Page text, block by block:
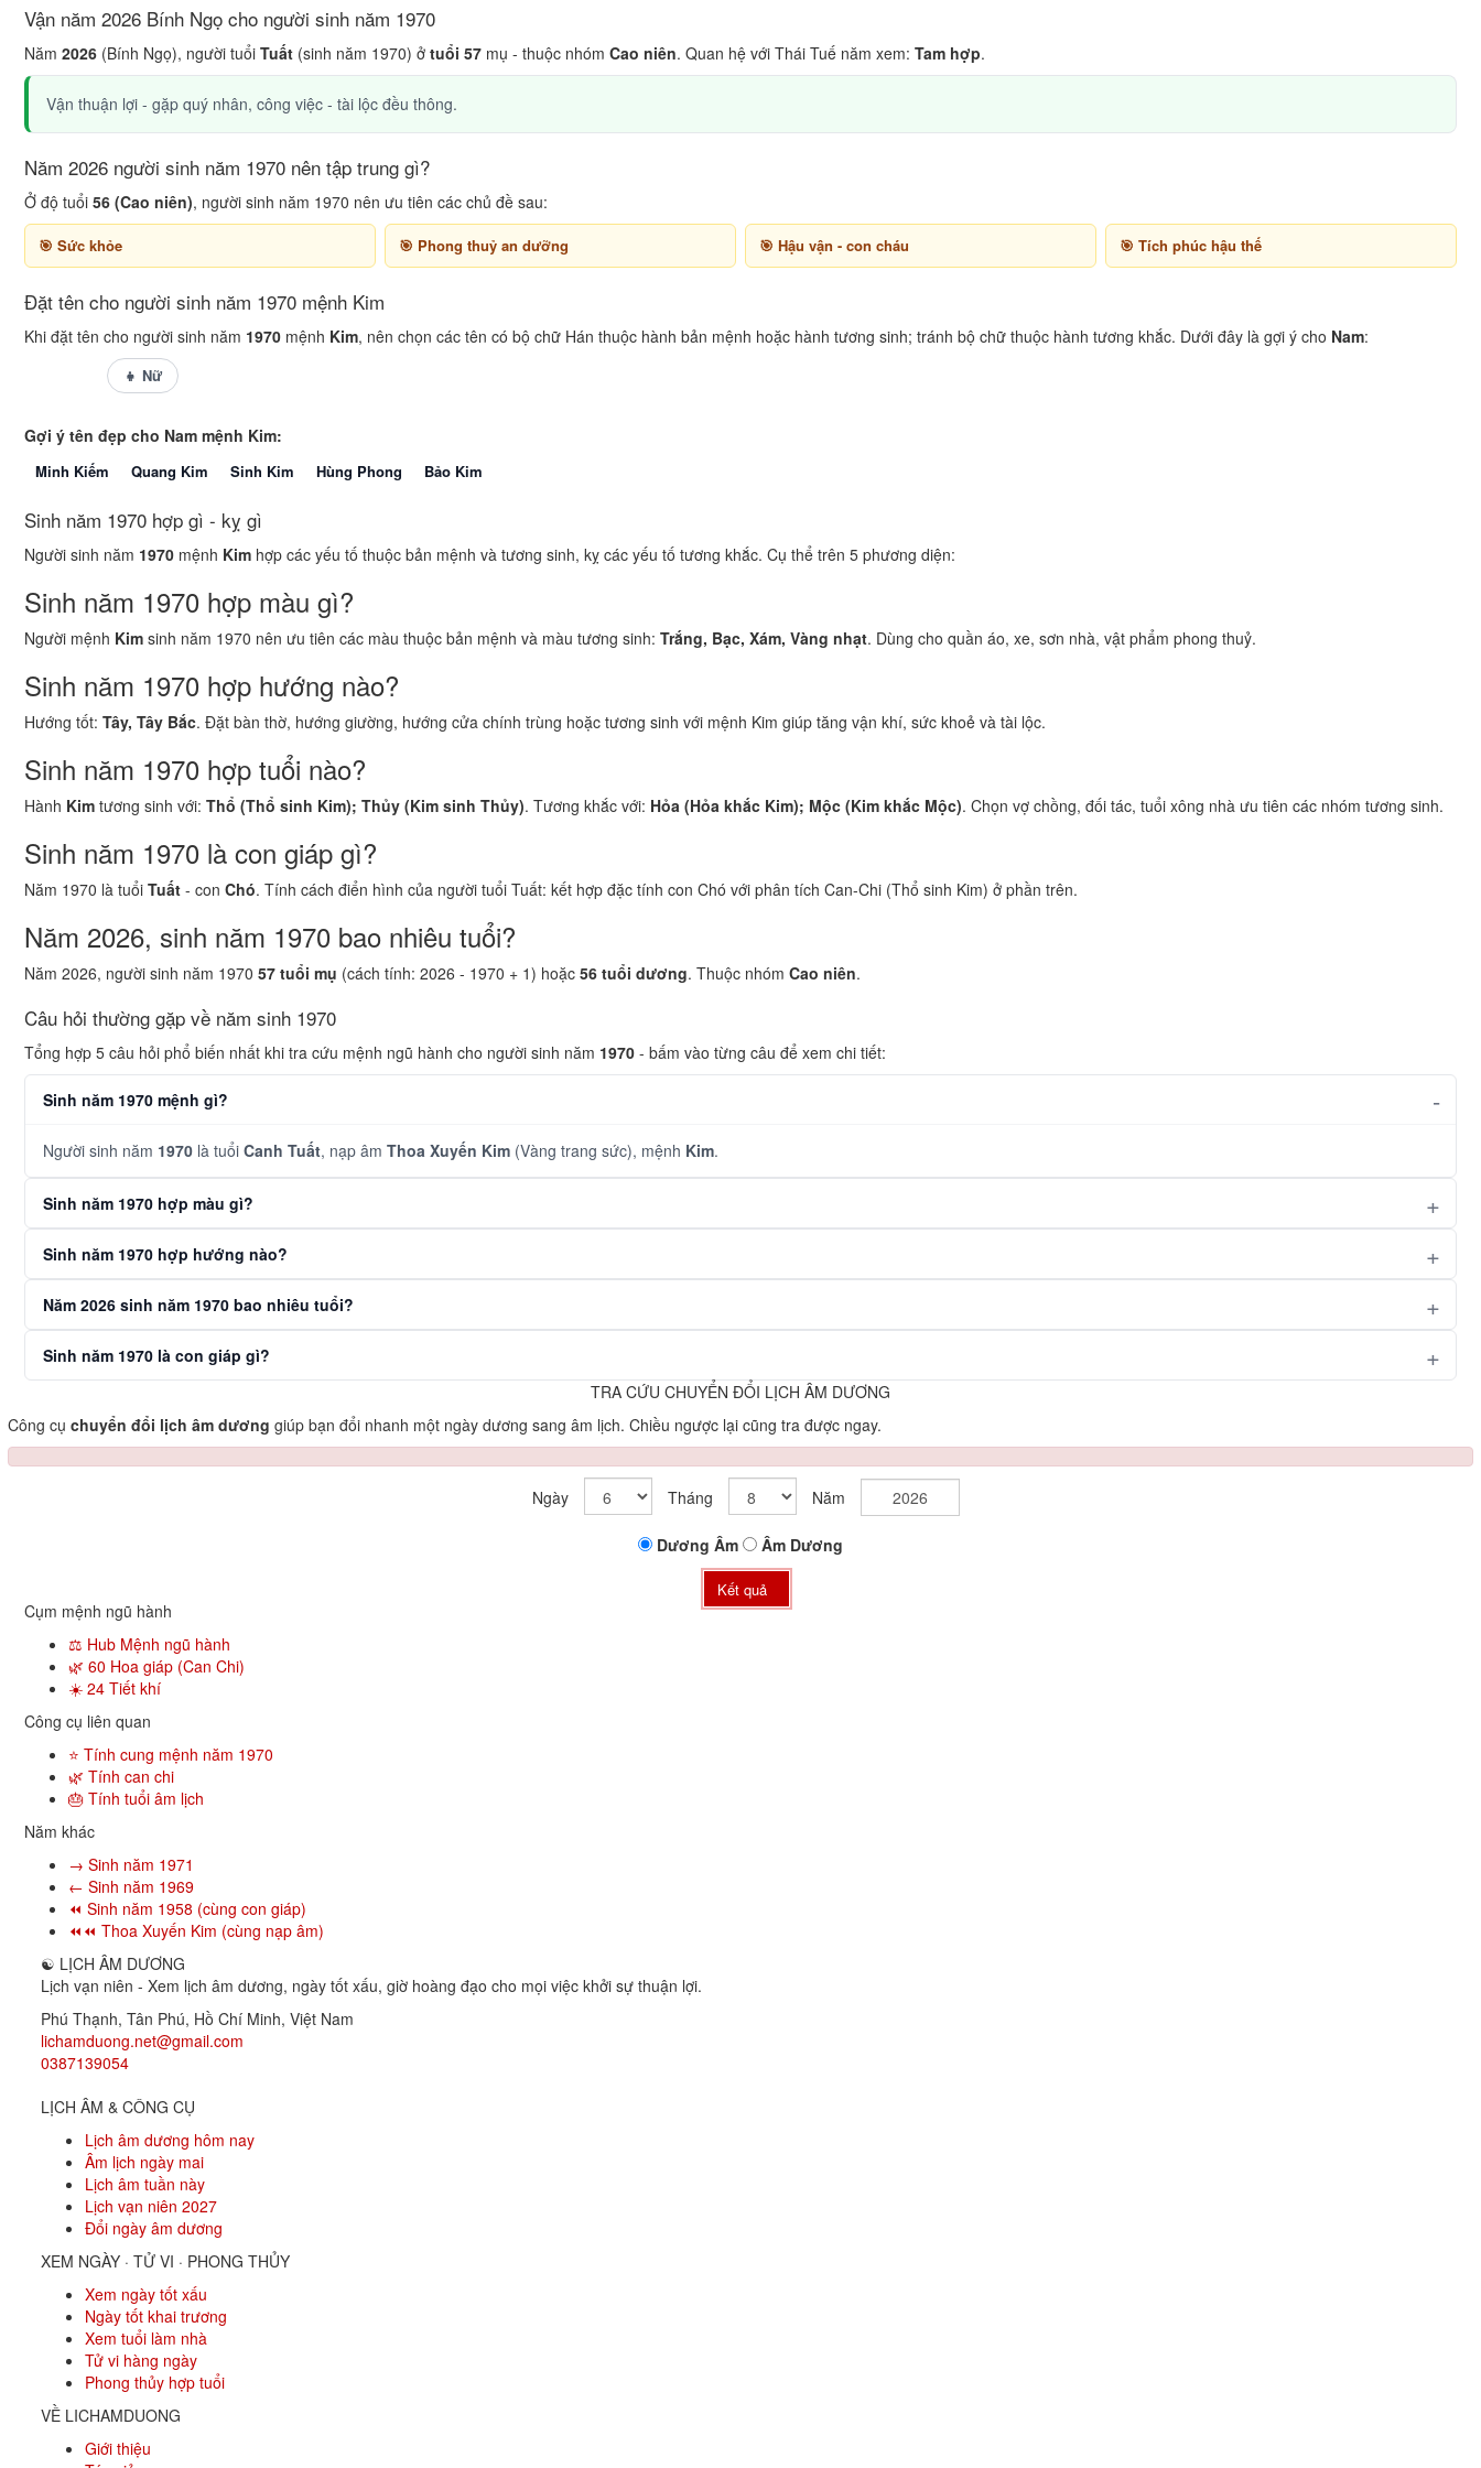
Vận năm 2026 Bính Ngọ cho người sinh năm 1970
Năm 2026 (Bính Ngọ), người tuổi Tuất (sinh năm 1970) ở tuổi 57 mụ - thuộc nhóm Cao niên. Quan hệ với Thái Tuế năm xem: Tam hợp.
Vận thuận lợi - gặp quý nhân, công việc - tài lộc đều thông.
Năm 2026 người sinh năm 1970 nên tập trung gì?
Ở độ tuổi 56 (Cao niên), người sinh năm 1970 nên ưu tiên các chủ đề sau:
Sức khỏe Phong thuỷ an dưỡng Hậu vận - con cháu Tích phúc hậu thế
Đặt tên cho người sinh năm 1970 mệnh Kim
Khi đặt tên cho người sinh năm 1970 mệnh Kim, nên chọn các tên có bộ chữ Hán thuộc hành bản mệnh hoặc hành tương sinh; tránh bộ chữ thuộc hành tương khắc. Dưới đây là gợi ý cho Nam:
👧 Nữ
Gợi ý tên đẹp cho Nam mệnh Kim:
Minh Kiếm Quang Kim Sinh Kim Hùng Phong Bảo Kim
Sinh năm 1970 hợp gì - kỵ gì
Người sinh năm 1970 mệnh Kim hợp các yếu tố thuộc bản mệnh và tương sinh, kỵ các yếu tố tương khắc. Cụ thể trên 5 phương diện:
Sinh năm 1970 hợp màu gì?
Người mệnh Kim sinh năm 1970 nên ưu tiên các màu thuộc bản mệnh và màu tương sinh: Trắng, Bạc, Xám, Vàng nhạt. Dùng cho quần áo, xe, sơn nhà, vật phẩm phong thuỷ.
Sinh năm 1970 hợp hướng nào?
Hướng tốt: Tây, Tây Bắc. Đặt bàn thờ, hướng giường, hướng cửa chính trùng hoặc tương sinh với mệnh Kim giúp tăng vận khí, sức khoẻ và tài lộc.
Sinh năm 1970 hợp tuổi nào?
Hành Kim tương sinh với: Thổ (Thổ sinh Kim); Thủy (Kim sinh Thủy). Tương khắc với: Hỏa (Hỏa khắc Kim); Mộc (Kim khắc Mộc). Chọn vợ chồng, đối tác, tuổi xông nhà ưu tiên các nhóm tương sinh.
Sinh năm 1970 là con giáp gì?
Năm 1970 là tuổi Tuất - con Chó. Tính cách điển hình của người tuổi Tuất: kết hợp đặc tính con Chó với phân tích Can-Chi (Thổ sinh Kim) ở phần trên.
Năm 2026, sinh năm 1970 bao nhiêu tuổi?
Năm 2026, người sinh năm 1970 57 tuổi mụ (cách tính: 2026 - 1970 + 1) hoặc 56 tuổi dương. Thuộc nhóm Cao niên.
Câu hỏi thường gặp về năm sinh 1970
Tổng hợp 5 câu hỏi phổ biến nhất khi tra cứu mệnh ngũ hành cho người sinh năm 1970 - bấm vào từng câu để xem chi tiết:
Sinh năm 1970 mệnh gì?
Người sinh năm 1970 là tuổi Canh Tuất, nạp âm Thoa Xuyến Kim (Vàng trang sức), mệnh Kim.
Sinh năm 1970 hợp màu gì?
Sinh năm 1970 hợp hướng nào?
Năm 2026 sinh năm 1970 bao nhiêu tuổi?
Sinh năm 1970 là con giáp gì?
TRA CỨU CHUYỂN ĐỔI LỊCH ÂM DƯƠNG
Công cụ chuyển đổi lịch âm dương giúp bạn đổi nhanh một ngày dương sang âm lịch. Chiều ngược lại cũng tra được ngay.
Ngày Tháng Năm
Dương Âm Âm Dương
Kết quả
Cụm mệnh ngũ hành
⚖️ Hub Mệnh ngũ hành
🌿 60 Hoa giáp (Can Chi)
☀️ 24 Tiết khí
Công cụ liên quan
⭐ Tính cung mệnh năm 1970
🌿 Tính can chi
🎂 Tính tuổi âm lịch
Năm khác
→ Sinh năm 1971
← Sinh năm 1969
⏪ Sinh năm 1958 (cùng con giáp)
⏪⏪ Thoa Xuyến Kim (cùng nạp âm)
☯ LỊCH ÂM DƯƠNG
Lịch vạn niên - Xem lịch âm dương, ngày tốt xấu, giờ hoàng đạo cho mọi việc khởi sự thuận lợi.
Phú Thạnh, Tân Phú, Hồ Chí Minh, Việt Nam
lichamduong.net@gmail.com
0387139054
LỊCH ÂM & CÔNG CỤ
Lịch âm dương hôm nay
Âm lịch ngày mai
Lịch âm tuần này
Lịch vạn niên 2027
Đổi ngày âm dương
XEM NGÀY · TỬ VI · PHONG THỦY
Xem ngày tốt xấu
Ngày tốt khai trương
Xem tuổi làm nhà
Tử vi hàng ngày
Phong thủy hợp tuổi
VỀ LICHAMDUONG
Giới thiệu